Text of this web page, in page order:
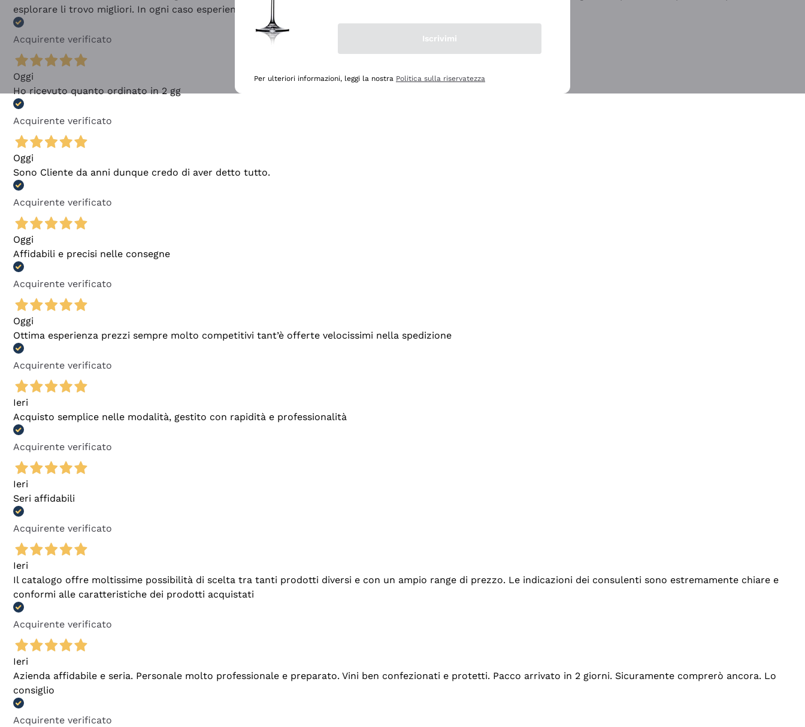
esplorare li trovo migliori. In ogni caso esperienza buona e lo consiglio! 👍
Acquirente verificato
Oggi
Ho ricevuto quanto ordinato in 2 gg
Acquirente verificato
Oggi
Sono Cliente da anni dunque credo di aver detto tutto.
Acquirente verificato
Oggi
Affidabili e precisi nelle consegne
Acquirente verificato
Oggi
Ottima esperienza prezzi sempre molto competitivi tant’è offerte velocissimi nella spedizione
Acquirente verificato
Ieri
Acquisto semplice nelle modalità, gestito con rapidità e professionalità
Acquirente verificato
Ieri
Seri affidabili
Acquirente verificato
Ieri
Il catalogo offre moltissime possibilità di scelta tra tanti prodotti diversi e con un ampio range di prezzo. Le indicazioni dei consulenti sono estremamente chiare e
conformi alle caratteristiche dei prodotti acquistati
Acquirente verificato
Ieri
Azienda affidabile e seria. Personale molto professionale e preparato. Vini ben confezionati e protetti. Pacco arrivato in 2 giorni. Sicuramente comprerò ancora. Lo
consiglio
Acquirente verificato
Iscrivimi
Per ulteriori informazioni, leggi la nostra Politica sulla riservatezza